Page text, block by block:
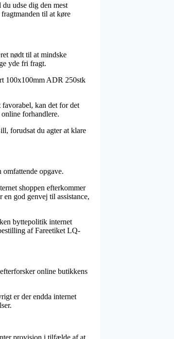
udse dig den mest
til at køre
nødt til at mindske
yde fri fragt.
100x100mm ADR 250stk
kan det for det
forhandlere.
forudsat du agter at klare
opgave.
shoppen efterkommer
en god genvej til assistance,
byttepolitik internet
af Fareetiket LQ-
online butikkens
er der endda internet
provision i tilfælde af at